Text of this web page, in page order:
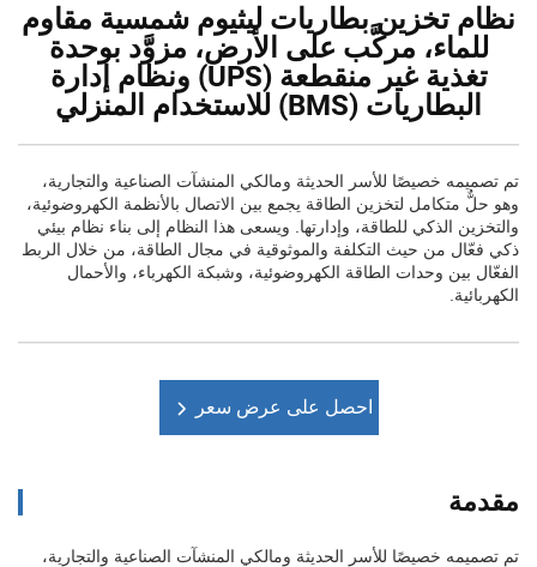
نظام تخزين بطاريات ليثيوم شمسية مقاوم
للماء، مركَّب على الأرض، مزوَّد بوحدة
تغذية غير منقطعة (UPS) ونظام إدارة
البطاريات (BMS) للاستخدام المنزلي
تم تصميمه خصيصًا للأسر الحديثة ومالكي المنشآت الصناعية والتجارية،
وهو حلٌّ متكامل لتخزين الطاقة يجمع بين الاتصال بالأنظمة الكهروضوئية،
والتخزين الذكي للطاقة، وإدارتها. ويسعى هذا النظام إلى بناء نظام بيئي
ذكي فعّال من حيث التكلفة والموثوقية في مجال الطاقة، من خلال الربط
الفعّال بين وحدات الطاقة الكهروضوئية، وشبكة الكهرباء، والأحمال
الكهربائية.
احصل على عرض سعر
مقدمة
تم تصميمه خصيصًا للأسر الحديثة ومالكي المنشآت الصناعية والتجارية،